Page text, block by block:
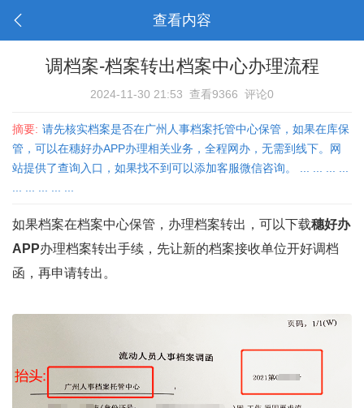
查看内容
调档案-档案转出档案中心办理流程
2024-11-30 21:53 查看9366 评论0
摘要: 请先核实档案是否在广州人事档案托管中心保管，如果在库保
管，可以在穗好办APP办理相关业务，全程网办，无需到线下。网
站提供了查询入口，如果找不到可以添加客服微信咨询。 ... ... ... ...
如果档案在档案中心保管，办理档案转出，可以下载穗好办
APP办理档案转出手续，先让新的档案接收单位开好调档
函，再申请转出。